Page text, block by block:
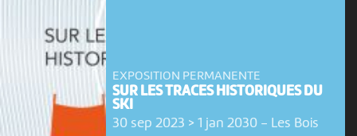
EXPOSITION PERMANENTE
SUR LES TRACES HISTORIQUES DU
SKI
30 sep 2023 > 1 jan 2030- Les Bois